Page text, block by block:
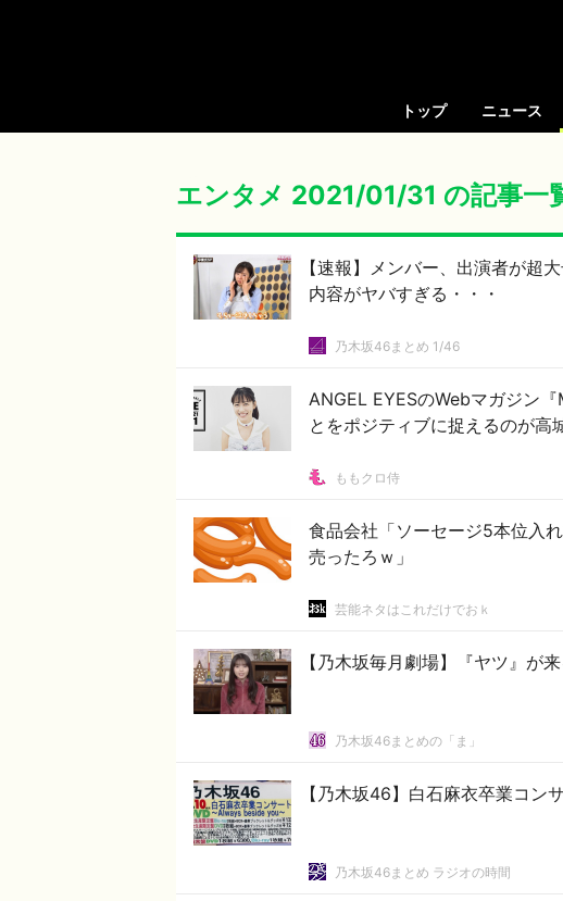
トップ ニュース
エンタメ 2021/01/31 の記事一
【速報】メンバー、出演者が超
内容がヤバすぎる・・・
乃木坂46まとめ 1/46
ANGEL EYESのWebマガジン
とをポジティブに捉えるのが高
ももクロ侍
食品会社「ソーセージ5本位入
売ったろｗ」
芸能ネタはこれだけでおｋ
【乃木坂毎月劇場】『ヤツ』が
乃木坂46まとめの「ま」
【乃木坂46】白石麻衣卒業コ
乃木坂46まとめ ラジオの時間